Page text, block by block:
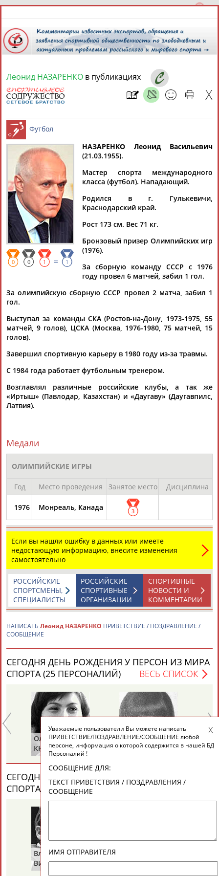
9 августа 2026 года,
СПОРТСМЕНЫ, ТРЕНЕРЫ И СПЕЦИАЛИСТЫ
Найдено: 13181персон Расширенный поиск
Аслаудин
АБАЕВ
Елена
АБАИМОВА
Мария
АБАКУМОВА
Юлия
Дмитрий
Тамилла
АБАСОВА
АБАЧАРАЕВ
Ростом
АБАШИДЗЕ
Флюра
АББАТЕ-
БУЛАТОВА
Татьяна
АББЯСОВА
Акжана
АБДИКАРИМОВА
Артур
АБДРАХМАНОВ
Каримжан
АБДРАХМАНОВ
Аделя
АБДРАХМАНОВА
Андрей
АБДУВАЛИЕВ
АБДУЛАЕВ
АБДУЛАЕВ
АБДУЛАЕВ
АБДУЛАЗИЗОВАБДУЛБЕКОВ
Камалудин
АБДУЛДАУДОВ
Абдула
Магомед
Назир
24 персон из 13181
ЕЩЁ ПЕРСОНЫ
ТАБЛО АКТИВНОСТИ
ЦЕЛИ ПРОЕКТА КОНТАКТЫ
Вопросы сотрудничества и совместной деятельности
Стадион, 1998-2026
Адресов в новостной рассылке: 996
Подпишись
Леонид НАЗАРЕНКО в публикациях
Футбол
0 0 1 = 1
НАЗАРЕНКО Леонид Васильевич
(21.03.1955).
Мастер спорта международного
класса (футбол). Нападающий.
Родился в г. Гулькевичи,
Краснодарский край.
Рост 173 см. Вес 71 кг.
Бронзовый призер Олимпийских игр
(1976).
За сборную команду СССР с 1976
году провел 6 матчей, забил 1 гол.
За олимпийскую сборную СССР провел 2 матча, забил 1
гол.
Выступал за команды СКА (Ростов-на-Дону, 1973-1975, 55
матчей, 9 голов), ЦСКА (Москва, 1976-1980, 75 матчей, 15
голов).
Завершил спортивную карьеру в 1980 году из-за травмы.
С 1984 года работает футбольным тренером.
Возглавлял различные российские клубы, а так же
«Иртыш» (Павлодар, Казахстан) и «Даугаву» (Даугавпилс,
Латвия).
Медали
ОЛИМПИЙСКИЕ ИГРЫ
Год Место проведения Занятое место Дисциплина
1976 Монреаль, Канада 3
Если вы нашли ошибку в данных или имеете
недостающую информацию, внесите изменения
самостоятельно
СПОРТИВНЫЕ
НОВОСТИ И
КОММЕНТАРИИ
РОССИЙСКИЕ
СПОРТИВНЫЕ
ОРГАНИЗАЦИИ
РОССИЙСКИЕ
СПОРТСМЕНЫ,
СПЕЦИАЛИСТЫ
НАПИСАТЬ Леонид НАЗАРЕНКО ПРИВЕТСТВИЕ / ПОЗДРАВЛЕНИЕ /
СООБЩЕНИЕ
СЕГОДНЯ ДЕНЬ РОЖДЕНИЯ У ПЕРСОН ИЗ МИРА
СПОРТА (25 ПЕРСОНАЛИЙ)
ВЕСЬ СПИСОК
Ольга
КНЯЗЕВА
Ольга
БЕЛОВА
СЕГОДНЯ ДЕНЬ ПАМЯТИ У ПЕРСОН ИЗ МИРА
СПОРТА (2 ПЕРСОНАЛИЙ)
ВЕСЬ СПИСОК
Владимир
ВИКУЛОВ
ЗВЕЗДКИН
Уважаемые пользователи Вы можете написать
ПРИВЕТСТВИЕ/ПОЗДРАВЛЕНИЕ/СООБЩЕНИЕ любой
персоне, информация о которой содержится в нашей БД
Персоналий !
СООБЩЕНИЕ ДЛЯ:
ТЕКСТ ПРИВЕТСТВИЯ / ПОЗДРАВЛЕНИЯ /
СООБЩЕНИЕ
ИМЯ ОТПРАВИТЕЛЯ